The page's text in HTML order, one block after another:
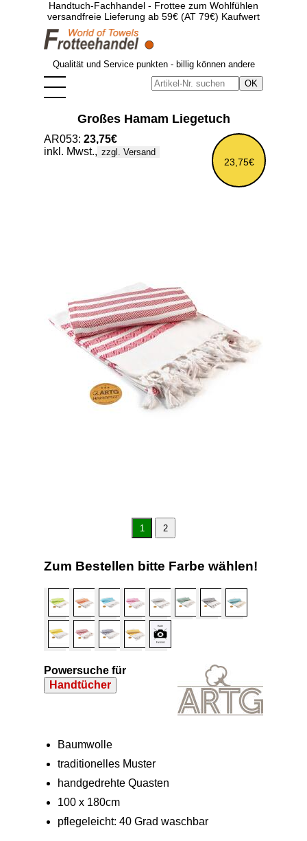
Handtuch-Fachhandel - Frottee zum Wohlfühlen
versandfreie Lieferung ab 59€ (AT 79€) Kaufwert
Qualität und Service punkten - billig können andere
Großes Hamam Liegetuch
23,75€
AR053: 23,75€
inkl. Mwst., zzgl. Versand
1 2
Zum Bestellen bitte Farbe wählen!
Powersuche für
Handtücher
Baumwolle
traditionelles Muster
handgedrehte Quasten
100 x 180cm
pflegeleicht: 40 Grad waschbar